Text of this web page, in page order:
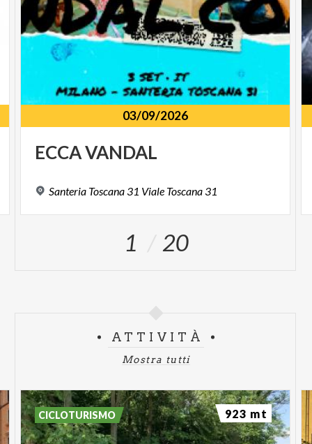
03/09/2026
ECCAVANDAL
Santeria Toscana31 Viale Toscana31
1 20
ATTIVITÀ
Mostra tutti
CICLOTURISMO 923 mt